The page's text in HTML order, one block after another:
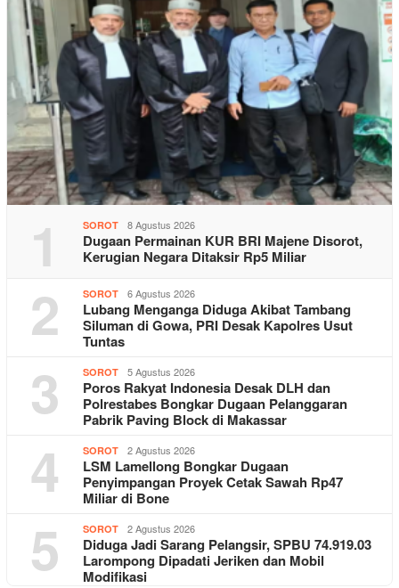
1 SOROT 8 Agustus 2026
Dugaan Permainan KUR BRI Majene Disorot,
Kerugian Negara Ditaksir Rp5 Miliar
2 SOROT 6 Agustus 2026
Lubang Menganga Diduga Akibat Tambang
Siluman di Gowa, PRI Desak Kapolres Usut
Tuntas
3 SOROT 5 Agustus 2026
Poros Rakyat Indonesia Desak DLH dan
Polrestabes Bongkar Dugaan Pelanggaran
Pabrik Paving Block di Makassar
4 SOROT 2 Agustus 2026
LSM Lamellong Bongkar Dugaan
Penyimpangan Proyek Cetak Sawah Rp47
Miliar di Bone
5 SOROT 2 Agustus 2026
Diduga Jadi Sarang Pelangsir, SPBU 74.919.03
Larompong Dipadati Jeriken dan Mobil
Modifikasi